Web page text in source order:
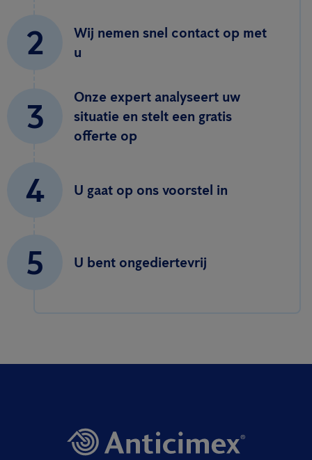
2
Wij nemen snel contact op met
u
3
Onze expert analyseert uw
situatie en stelt een gratis
offerte op
4 U gaat op ons voorstel in
5 U bent ongediertevrij